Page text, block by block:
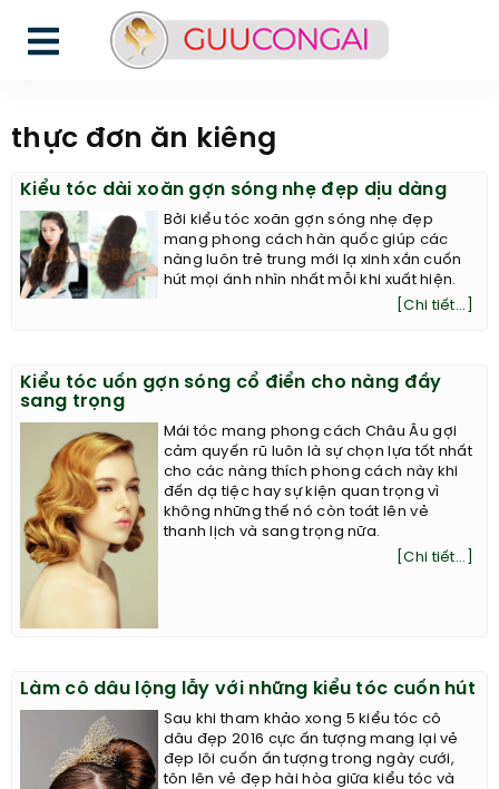
thực đơn ăn kiêng
Kiểu tóc dài xoăn gợn sóng nhẹ đẹp dịu dàng
Bởi kiểu tóc xoăn gợn sóng nhẹ đẹp
mang phong cách hàn quốc giúp các
nàng luôn trẻ trung mới lạ xinh xắn cuốn
hút mọi ánh nhìn nhất mỗi khi xuất hiện.
[Chi tiết...]
Kiểu tóc uốn gợn sóng cổ điển cho nàng đầy
sang trọng
Mái tóc mang phong cách Châu Âu gợi
cảm quyến rũ luôn là sự chọn lựa tốt nhất
cho các nàng thích phong cách này khi
đến dạ tiệc hay sự kiện quan trọng vì
không những thế nó còn toát lên vẻ
thanh lịch và sang trọng nữa.
[Chi tiết...]
Làm cô dâu lộng lẫy với những kiểu tóc cuốn hút
Sau khi tham khảo xong 5 kiểu tóc cô
dâu đẹp 2016 cực ấn tượng mang lại vẻ
đẹp lôi cuốn ấn tượng trong ngày cưới,
tôn lên vẻ đẹp hài hòa giữa kiểu tóc và